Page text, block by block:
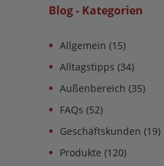
Blog - Kategorien
Allgemein (15)
Alltagstipps (34)
Außenbereich (35)
FAQs (52)
Geschäftskunden (19)
Produkte (120)